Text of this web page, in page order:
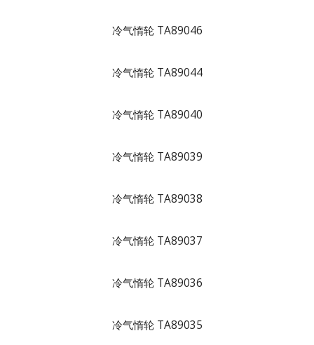
冷气惰轮 TA89046
冷气惰轮 TA89044
冷气惰轮 TA89040
冷气惰轮 TA89039
冷气惰轮 TA89038
冷气惰轮 TA89037
冷气惰轮 TA89036
冷气惰轮 TA89035